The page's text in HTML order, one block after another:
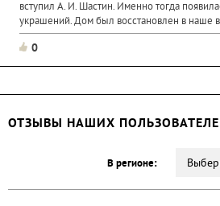
вступил А. И. Шастин. Именно тогда
украшений. Дом был восстановлен в наше
0
ОТЗЫВЫ НАШИХ
В регионе: